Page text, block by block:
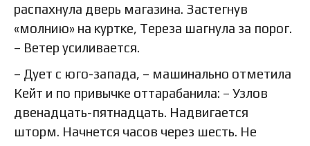
распахнула дверь магазина. Застегнув
«молнию» на куртке, Тереза шагнула за порог.
– Ветер усиливается.
– Дует с юго-запада, – машинально отметила
Кейт и по привычке оттарабанила: – Узлов
двенадцать-пятнадцать. Надвигается
шторм. Начнется часов через шесть. Не